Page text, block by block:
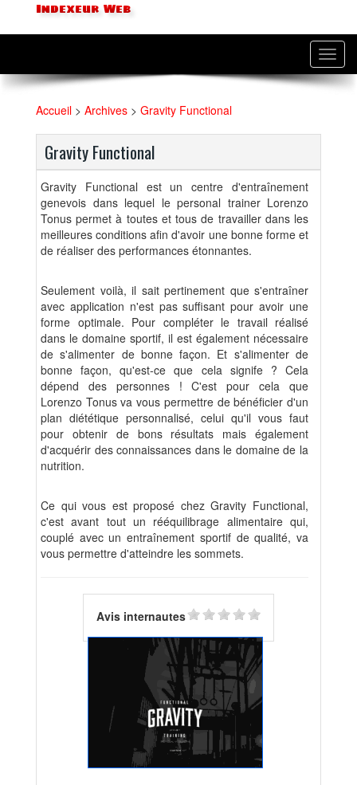
Indexeur Web
Accueil > Archives > Gravity Functional
Gravity Functional
Gravity Functional est un centre d'entraînement
genevois dans lequel le personal trainer Lorenzo
Tonus permet à toutes et tous de travailler dans les
meilleures conditions afin d'avoir une bonne forme et
de réaliser des performances étonnantes.
Seulement voilà, il sait pertinement que s'entraîner
avec application n'est pas suffisant pour avoir une
forme optimale. Pour compléter le travail réalisé
dans le domaine sportif, il est également nécessaire
de s'alimenter de bonne façon. Et s'alimenter de
bonne façon, qu'est-ce que cela signife ? Cela
dépend des personnes ! C'est pour cela que
Lorenzo Tonus va vous permettre de bénéficier d'un
plan diététique personnalisé, celui qu'il vous faut
pour obtenir de bons résultats mais également
d'acquérir des connaissances dans le domaine de la
nutrition.
Ce qui vous est proposé chez Gravity Functional,
c'est avant tout un rééquilibrage alimentaire qui,
couplé avec un entraînement sportif de qualité, va
vous permettre d'atteindre les sommets.
Avis internautes